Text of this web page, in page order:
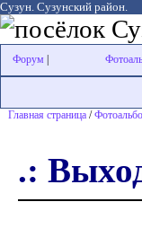
Сузун. Сузунский район.
Форум
Главная страница /
.: